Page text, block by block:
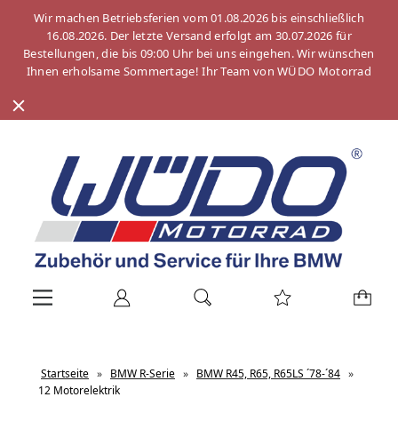
Wir machen Betriebsferien vom 01.08.2026 bis einschließlich
16.08.2026. Der letzte Versand erfolgt am 30.07.2026 für
Bestellungen, die bis 09:00 Uhr bei uns eingehen. Wir wünschen
Ihnen erholsame Sommertage! Ihr Team von WÜDO Motorrad
Startseite » BMW R-Serie » BMW R45, R65, R65LS ´78-´84 »
12 Motorelektrik